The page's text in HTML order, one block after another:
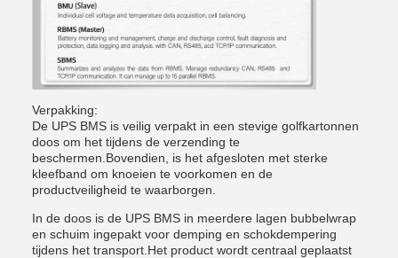
Verpakking:
De UPS BMS is veilig verpakt in een stevige golfkartonnen
doos om het tijdens de verzending te
beschermen.Bovendien, is het afgesloten met sterke
kleefband om knoeien te voorkomen en de
productveiligheid te waarborgen.
In de doos is de UPS BMS in meerdere lagen bubbelwrap
en schuim ingepakt voor demping en schokdempering
tijdens het transport.Het product wordt centraal geplaatst